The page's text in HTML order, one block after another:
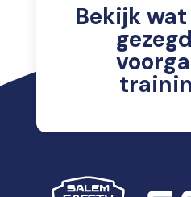
Bekijk